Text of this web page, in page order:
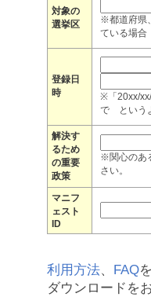
対象の
選挙区
※都道府県
ている場合
登録日
時
※「20xx/
で という
解決す
るため
の重要
政策
※関心のあ
さい。
マニフ
ェスト
ID
利用方法、 FAQ
ダウンロードを